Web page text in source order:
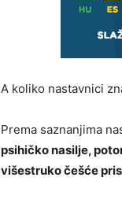
A koliko nastavnici
Prema saznanjima
psihičko nasilje,
višestruko češće